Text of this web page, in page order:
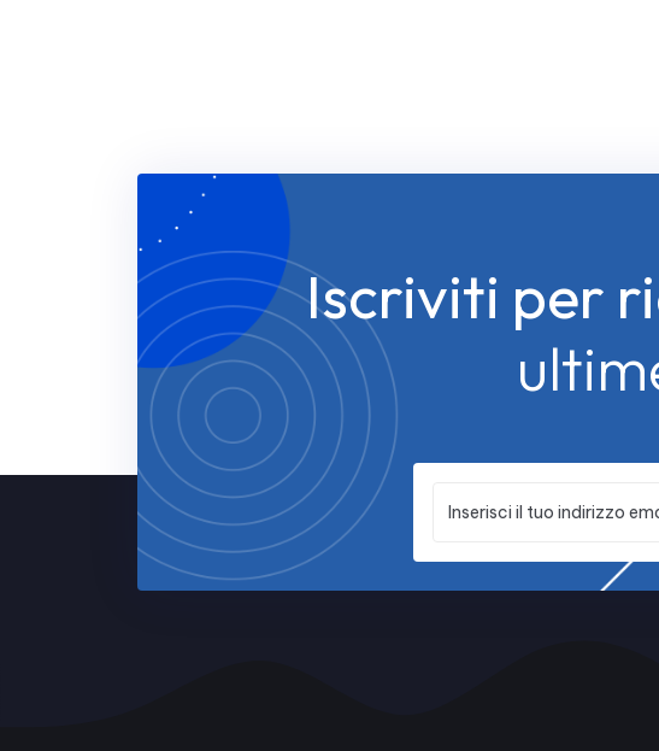
Iscriviti per